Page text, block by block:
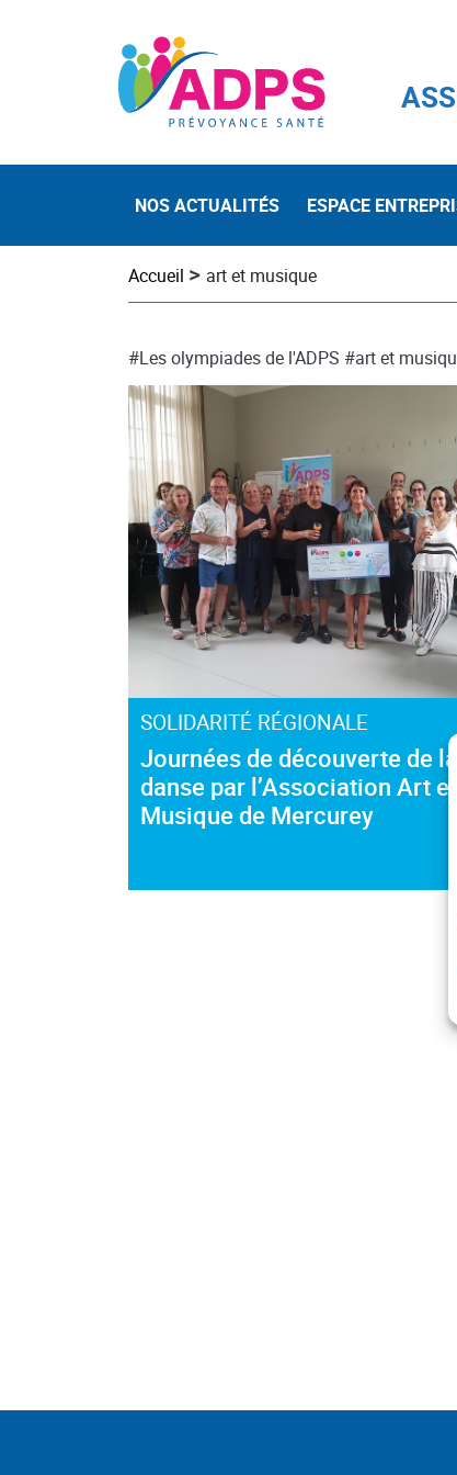
NOS ACTUALITÉS ESPACE
Accueil > art et musique
#Les olympiades de l'ADPS #art et
SOLIDARITÉ RÉGIONALE
Journées de découverte de la
danse par l’Association Art et
Musique de Mercurey